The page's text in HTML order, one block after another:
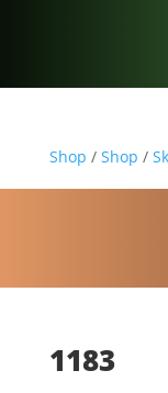
Shop / Shop /
1183